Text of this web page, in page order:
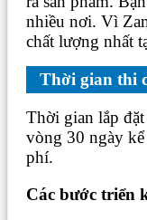
nhiều nơi. Vì
chất lượng nhất
Thời gian thi
Thời gian lắp
vòng 30 ngày
phí.
Các bước triển